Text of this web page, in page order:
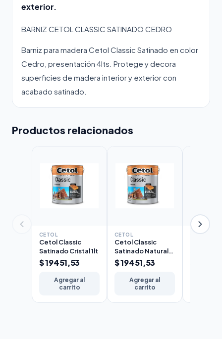
exterior.
BARNIZ CETOL CLASSIC SATINADO CEDRO
Barniz para madera Cetol Classic Satinado en color
Cedro, presentación 4lts. Protege y decora
superficies de madera interior y exterior con
acabado satinado.
Productos relacionados
CETOL
Cetol Classic
Satinado Cristal 1lt
$ 19451,53
Agregar al
carrito
CETOL
Cetol Classic
Satinado Natural
1lt
$ 19451,53
Agregar al
carrito
CETOL
Satinado
$